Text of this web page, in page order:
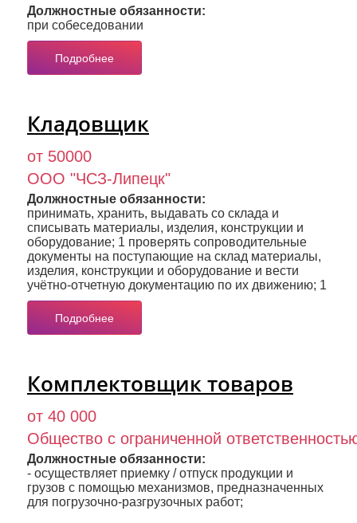
Должностные обязанности:
при собеседовании
Подробнее
Кладовщик
от 50000
ООО "ЧСЗ-Липецк"
Должностные обязанности:
принимать, хранить, выдавать со склада и
списывать материалы, изделия, конструкции и
оборудование; 1 проверять сопроводительные
документы на поступающие на склад материалы,
изделия, конструкции и оборудование и вести
учётно-отчетную документацию по их движению; 1
Подробнее
Комплектовщик товаров
от 40 000
Общество с ограниченной
Должностные обязанности:
- осуществляет приемку / отпуск продукции и
грузов с помощью механизмов, предназначенных
для погрузочно-разгрузочных работ;